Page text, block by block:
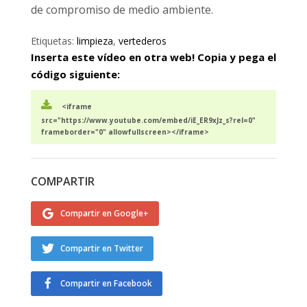
de compromiso de medio ambiente.
Etiquetas: limpieza, vertederos
Inserta este vídeo en otra web! Copia y pega el
código siguiente:
<iframe
src="https://www.youtube.com/embed/iE_ER9xJz_s?rel=0"
frameborder="0" allowfullscreen></iframe>
COMPARTIR
Compartir en Google+
Compartir en Twitter
Compartir en Facebook